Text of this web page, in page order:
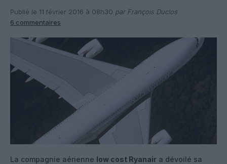
Publié le 11 février 2016 à 08h30 par François Duclos
6 commentaires
La compagnie aérienne low cost Ryanair a dévoilé sa